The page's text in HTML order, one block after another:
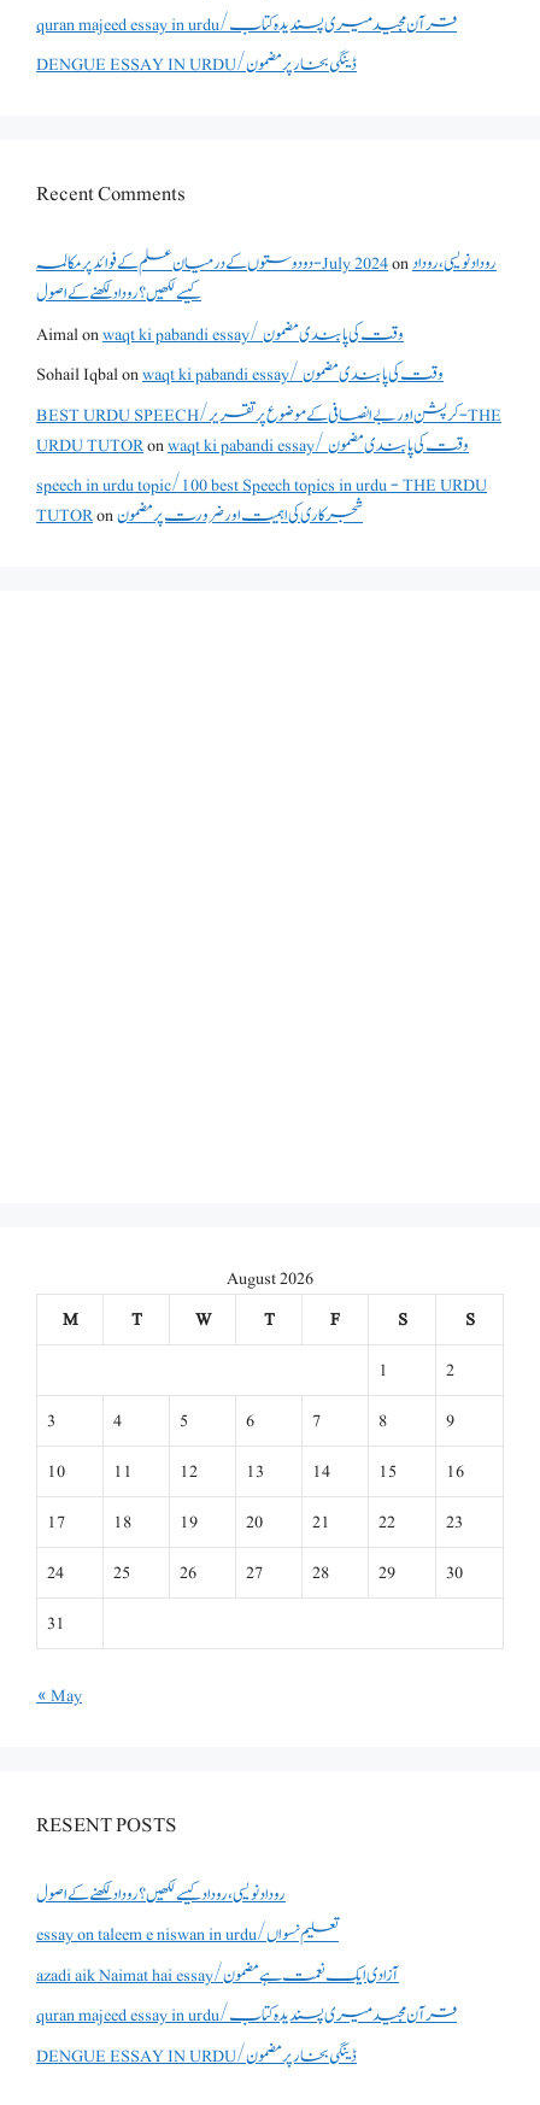
quran majeed essay in urdu/قرآن مجید میری پسندیدہ کتاب
DENGUE ESSAY IN URDU/ڈینگی بخار پر مضمون
Recent Comments
دو دوستوں کے درمیان علم کے فوائد پر مکالمہ - July 2024onروداد نویسی ،روداد
کیسے لکھیں؟ روداد لکھنے کے اصول
Aimalon
waqt ki pabandi essay/ وقت کی پابندی مضمون
Sohail Iqbalon
waqt ki pabandi essay/ وقت کی پابندی مضمون
BEST URDU SPEECH/کرپشن اور بے انصافی کے موضوع پر تقریر - THE
URDU TUTORon
waqt ki pabandi essay/ وقت کی پابندی مضمون
speech in urdu topic/100 best Speech topics in urdu - THE URDU
TUTORonشجرکاری کی اہمیت اور ضرورت پر مضمون
August 2026
M
T W T F S
S
1
2
3
4 5 6 7 8
9
10
11 12 13 14 15
16
17
18 19 20 21 22
23
24
25 26 27 28 29
30
31
« May
RESENT POSTS
روداد نویسی ،روداد کیسے لکھیں؟ روداد لکھنے کے اصول
essay on taleem e niswan in urdu/تعلیم نسواں
azadi aik Naimat hai essay/آزادی ایک نعمت ہے مضمون
quran majeed essay in urdu/قرآن مجید میری پسندیدہ کتاب
DENGUE ESSAY IN URDU/ڈینگی بخار پر مضمون